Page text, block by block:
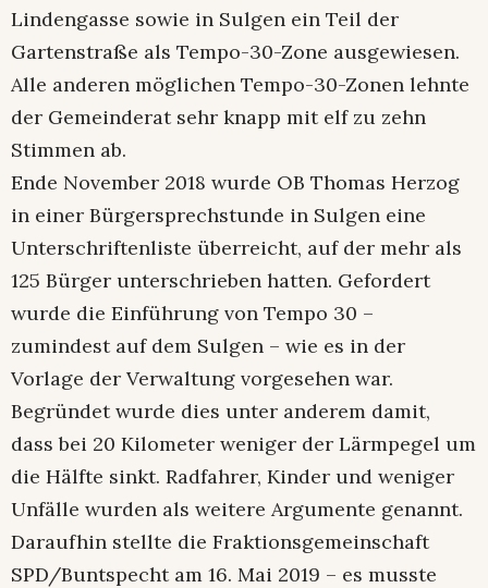
Lindengasse sowie in Sulgen ein Teil der
Gartenstraße als Tempo-30-Zone ausgewiesen.
Alle anderen möglichen Tempo-30-Zonen lehnte
der Gemeinderat sehr knapp mit elf zu zehn
Stimmen ab.
Ende November 2018 wurde OB Thomas Herzog
in einer Bürgersprechstunde in Sulgen eine
Unterschriftenliste überreicht, auf der mehr als
125 Bürger unterschrieben hatten. Gefordert
wurde die Einführung von Tempo 30 –
zumindest auf dem Sulgen – wie es in der
Vorlage der Verwaltung vorgesehen war.
Begründet wurde dies unter anderem damit,
dass bei 20 Kilometer weniger der Lärmpegel um
die Hälfte sinkt. Radfahrer, Kinder und weniger
Unfälle wurden als weitere Argumente genannt.
Daraufhin stellte die Fraktionsgemeinschaft
SPD/Buntspecht am 16. Mai 2019 – es musste